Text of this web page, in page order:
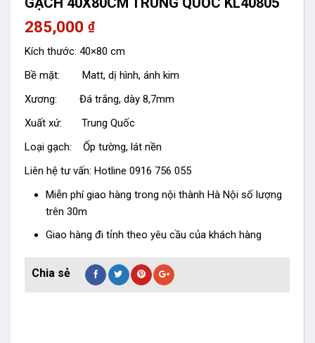
285,000 ₫
Kích thước: 40×80 cm
Bề mặt: Matt, dị hình, ánh kim
Xương: Đá trắng, dày 8,7mm
Xuất xứ: Trung Quốc
Loại gạch: Ốp tường, lát nền
Liên hệ tư vấn: Hotline 0916 756 055
Miễn phí giao hàng trong nội thành Hà Nội số lượng
trên 30m
Giao hàng đi tỉnh theo yêu cầu của khách hàng